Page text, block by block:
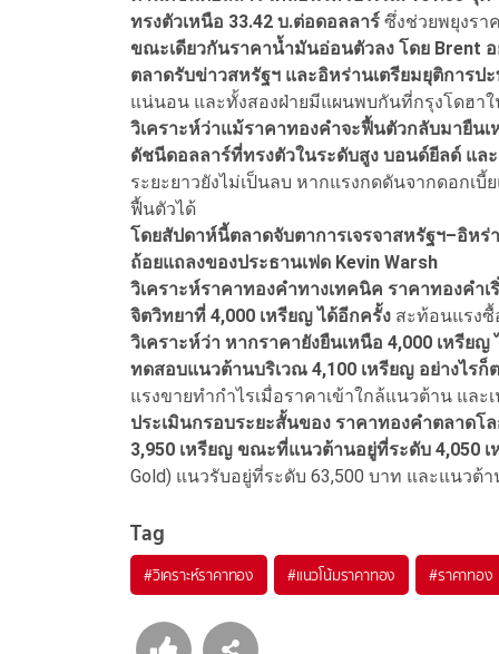
ทรงตัวเหนือ 33.42 บ.ต่อดอลลาร์ ซึ่งช่วยพยุงรา
ขณะเดียวกันราคานํ้ามันอ่อนตัวลง โดย Brent
ตลาดรับข่าวสหรัฐฯ และอิหร่านเตรียมยุติการป
แน่นอน และทั้งสองฝ่ายมีแผนพบกันที่กรุงโดฮา
วิเคราะห์ว่าแม้ราคาทองคําจะฟื้นตัวกลับมายืน
ดัชนีดอลลาร์ที่ทรงตัวในระดับสูง บอนด์ยีลด์ แล
ระยะยาวยังไม่เป็นลบ หากแรงกดดันจากดอกเ
ฟื้นตัวได้
โดยสัปดาห์นี้ตลาดจับตาการเจรจาสหรัฐฯ–อิหร่
ถ้อยแถลงของประธานเฟด Kevin Warsh
วิเคราะห์ราคาทองคําทางเทคนิค ราคาทองคํา
จิตวิทยาที่ 4,000 เหรียญ ได้อีกครั้ง สะท้อนแรงซื้
วิเคราะห์ว่า หากราคายังยืนเหนือ 4,000 เหรีย
ทดสอบแนวต้านบริเวณ 4,100 เหรียญ อย่างไรก็
แรงขายทํากําไรเมื่อราคาเข้าใกล้แนวต้าน แล
ประเมินกรอบระยะสั้นของ ราคาทองคําตลาดโ
3,950 เหรียญ ขณะที่แนวต้านอยู่ที่ระดับ 4,050
Gold) แนวรับอยู่ที่ระดับ 63,500 บาท และแนวต้
Tag
#วิเคราะห์ราคาทอง #แนวโน้มราคาทอง #ราคาทอง